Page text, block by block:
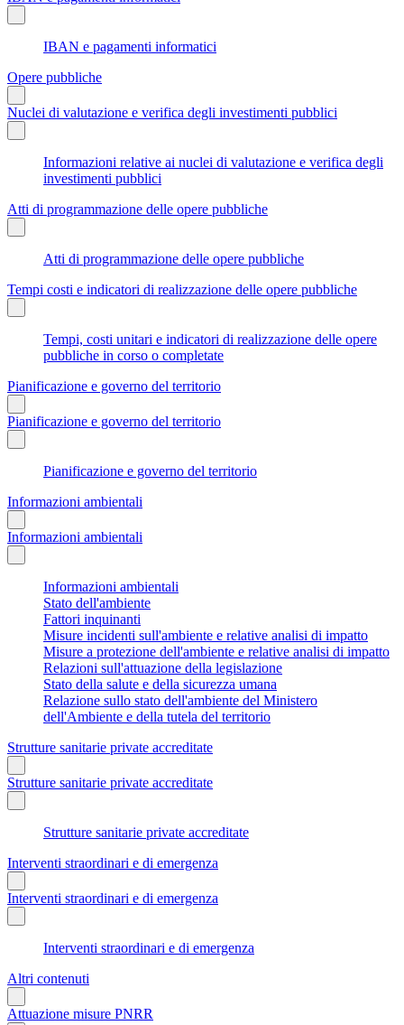
IBAN e pagamenti informatici
Opere pubbliche
Nuclei di valutazione e verifica degli investimenti pubblici
Informazioni relative ai nuclei di valutazione e verifica degli
investimenti pubblici
Atti di programmazione delle opere pubbliche
Atti di programmazione delle opere pubbliche
Tempi costi e indicatori di realizzazione delle opere pubbliche
Tempi, costi unitari e indicatori di realizzazione delle opere
pubbliche in corso o completate
Pianificazione e governo del territorio
Pianificazione e governo del territorio
Pianificazione e governo del territorio
Informazioni ambientali
Informazioni ambientali
Informazioni ambientali
Stato dell'ambiente
Fattori inquinanti
Misure incidenti sull'ambiente e relative analisi di impatto
Misure a protezione dell'ambiente e relative analisi di impatto
Relazioni sull'attuazione della legislazione
Stato della salute e della sicurezza umana
Relazione sullo stato dell'ambiente del Ministero
dell'Ambiente e della tutela del territorio
Strutture sanitarie private accreditate
Strutture sanitarie private accreditate
Strutture sanitarie private accreditate
Interventi straordinari e di emergenza
Interventi straordinari e di emergenza
Interventi straordinari e di emergenza
Altri contenuti
Attuazione misure PNRR